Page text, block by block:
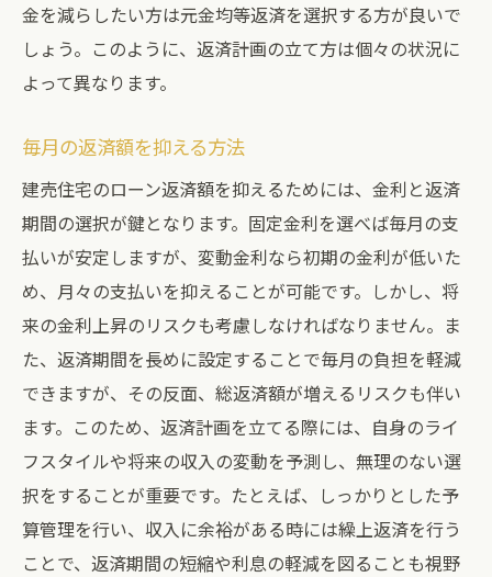
金を減らしたい方は元金均等返済を選択する方が良いで
しょう。このように、返済計画の立て方は個々の状況に
よって異なります。
毎月の返済額を抑える方法
建売住宅のローン返済額を抑えるためには、金利と返済
期間の選択が鍵となります。固定金利を選べば毎月の支
払いが安定しますが、変動金利なら初期の金利が低いた
め、月々の支払いを抑えることが可能です。しかし、将
来の金利上昇のリスクも考慮しなければなりません。ま
た、返済期間を長めに設定することで毎月の負担を軽減
できますが、その反面、総返済額が増えるリスクも伴い
ます。このため、返済計画を立てる際には、自身のライ
フスタイルや将来の収入の変動を予測し、無理のない選
択をすることが重要です。たとえば、しっかりとした予
算管理を行い、収入に余裕がある時には繰上返済を行う
ことで、返済期間の短縮や利息の軽減を図ることも視野